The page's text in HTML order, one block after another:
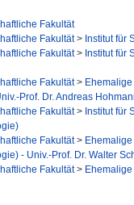
Fakultät
Fakultät> Institut für
Fakultät> Institut für
Fakultät>
Prof. Dr. Andreas
Fakultät> Institut für
Fakultät>
- Univ.-Prof. Dr. Walter
Fakultät>